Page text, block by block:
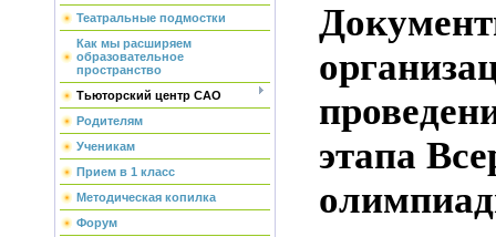
Театральные подмостки
Как мы расширяем
образовательное
пространство
Тьюторский центр САО
Родителям
Ученикам
Прием в 1 класс
Методическая копилка
Форум
этапа